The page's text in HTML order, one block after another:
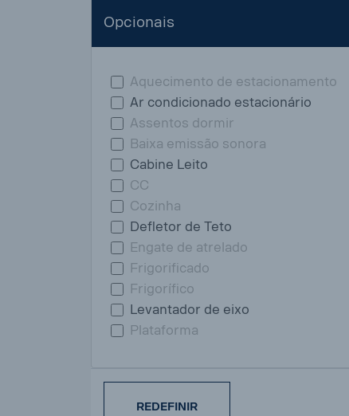
Opcionais
Aquecimento de estacionamento
Ar condicionado estacionário
Assentos dormir
Baixa emissão sonora
Cabine Leito
CC
Cozinha
Defletor de Teto
Engate de atrelado
Frigorificado
Frigorífico
Levantador de eixo
Plataforma
REDEFINIR